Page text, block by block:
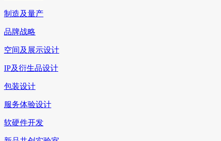
制造及量产
品牌战略
空间及展示设计
IP及衍生品设计
包装设计
服务体验设计
软硬件开发